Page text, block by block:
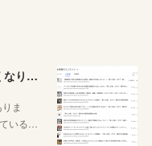
Googleサーチコンソールが使いやすくなりました！YouTubeも見れるように！
ま
いる…